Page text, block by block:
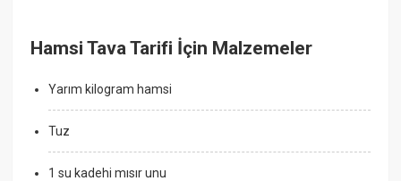
Hamsi Tava Tarifi İçin Malzemeler
Yarım kilogram hamsi
Tuz
1 su kadehi mısır unu